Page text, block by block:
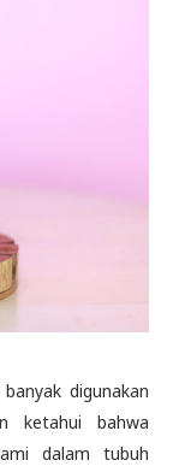
digunakan
ketahui bahwa
dalam tubuh